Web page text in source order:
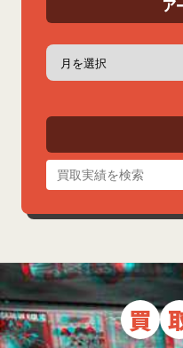
ア
ア
カ
ブ
買